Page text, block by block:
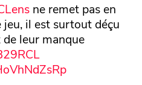
ne remet pas en
jeu, il est surtout déçu
leur manque